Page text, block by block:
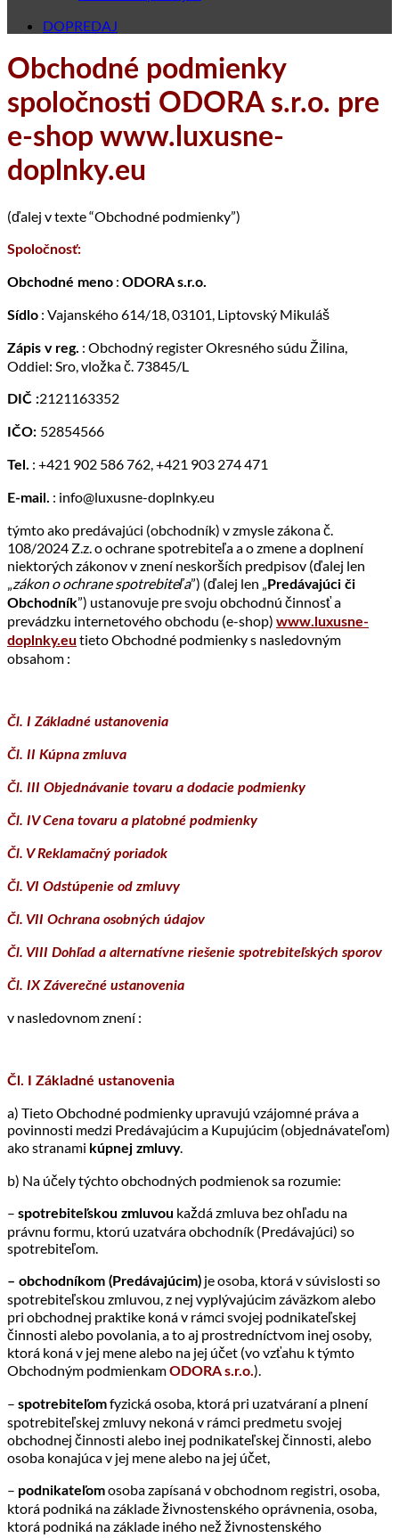
DOPREDAJ
Obchodné podmienky
spoločnosti ODORA s.r.o. pre
e-shop www.luxusne-
doplnky.eu
(ďalej v texte “Obchodné podmienky”)
Spoločnosť:
Obchodné meno : ODORA s.r.o.
Sídlo : Vajanského 614/18, 03101, Liptovský Mikuláš
Zápis v reg. : Obchodný register Okresného súdu Žilina,
Oddiel: Sro, vložka č. 73845/L
DIČ :2121163352
IČO: 52854566
Tel. : +421 902 586 762, +421 903 274 471
E-mail. : info@luxusne-doplnky.eu
týmto ako predávajúci (obchodník) v zmysle zákona č.
108/2024 Z.z. o ochrane spotrebiteľa a o zmene a doplnení
niektorých zákonov v znení neskorších predpisov (ďalej len
zákon o ochrane spotrebiteľa”) (ďalej len „
Predávajúci či
Obchodník”) ustanovuje pre svoju obchodnú činnosť a
prevádzku internetového obchodu (e-shop) www.luxusne-
doplnky.eu tieto Obchodné podmienky s nasledovným
obsahom :
Čl. I Základné ustanovenia
Čl. II Kúpna zmluva
Čl. III Objednávanie tovaru a dodacie podmienky
Čl. IV Cena tovaru a platobné podmienky
Čl. V Reklamačný poriadok
Čl. VI Odstúpenie od zmluvy
Čl. VII Ochrana osobných údajov
Čl. VIII Dohľad a alternatívne riešenie spotrebiteľských sporov
Čl. IX Záverečné ustanovenia
v nasledovnom znení :
Čl. I Základné ustanovenia
a) Tieto Obchodné podmienky upravujú vzájomné práva a
povinnosti medzi Predávajúcim a Kupujúcim (objednávateľom)
ako stranami kúpnej zmluvy.
b) Na účely týchto obchodných podmienok sa rozumie:
– spotrebiteľskou zmluvou každá zmluva bez ohľadu na
právnu formu, ktorú uzatvára obchodník (Predávajúci) so
spotrebiteľom.
– obchodníkom (Predávajúcim) je osoba, ktorá v súvislosti so
spotrebiteľskou zmluvou, z nej vyplývajúcim záväzkom alebo
pri obchodnej praktike koná v rámci svojej podnikateľskej
činnosti alebo povolania, a to aj prostredníctvom inej osoby,
ktorá koná v jej mene alebo na jej účet (vo vzťahu k týmto
Obchodným podmienkamODORA s.r.o.).
– spotrebiteľomfyzická osoba, ktorá pri uzatváraní a plnení
spotrebiteľskej zmluvy nekoná v rámci predmetu svojej
obchodnej činnosti alebo inej podnikateľskej činnosti, alebo
osoba konajúca v jej mene alebo na jej účet,
– podnikateľomosoba zapísaná v obchodnom registri, osoba,
ktorá podniká na základe živnostenského oprávnenia, osoba,
ktorá podniká na základe iného než živnostenského